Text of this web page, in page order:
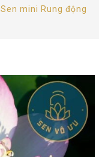
Sen mini Rung động